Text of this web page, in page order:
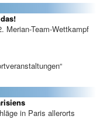
Merian-Team-Wettkampf
in Paris allerorts